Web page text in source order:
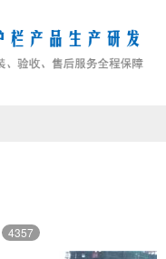
4357